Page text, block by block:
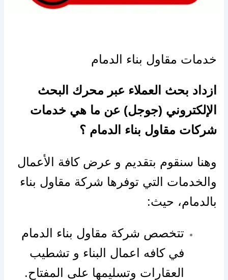
خدمات مقاول بناء الدمام
ازداد بحث العملاء عبر محرك البحث
الإلكتروني (جوجل) عن ما هي خدمات
شركات مقاول بناء الدمام ؟
وهنا سنقوم بتقديم و عرض كافة الأعمال
والخدمات التي توفرها شركة مقاول بناء
بالدمام، حيث:
تتخصص شركة مقاول بناء الدمام
في كافه اعمال البناء و تشطيب
العقارات وتسليمها على المفتاح.